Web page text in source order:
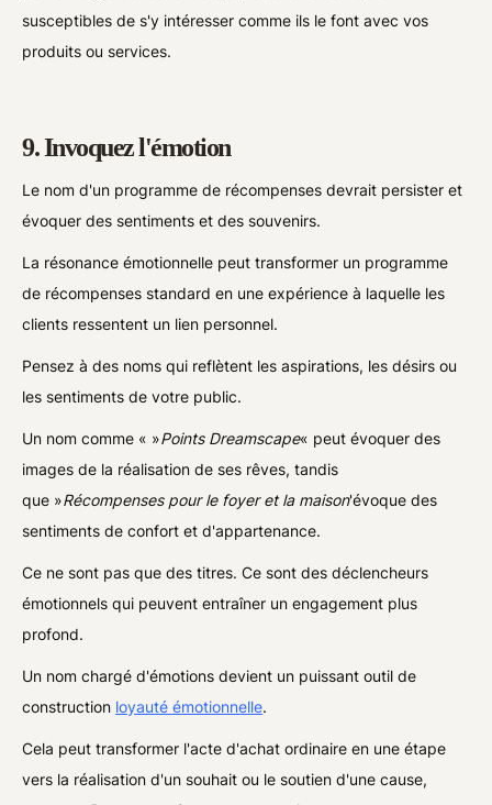
susceptibles de s'y intéresser comme ils le font avec vos
produits ou services.
9. Invoquez l'émotion
Le nom d'un programme de récompenses devrait persister et
évoquer des sentiments et des souvenirs.
La résonance émotionnelle peut transformer un programme
de récompenses standard en une expérience à laquelle les
clients ressentent un lien personnel.
Pensez à des noms qui reflètent les aspirations, les désirs ou
les sentiments de votre public.
Un nom comme « »Points Dreamscape« peut évoquer des
images de la réalisation de ses rêves, tandis
que »Récompenses pour le foyer et la maison'évoque des
sentiments de confort et d'appartenance.
Ce ne sont pas que des titres. Ce sont des déclencheurs
émotionnels qui peuvent entraîner un engagement plus
profond.
Un nom chargé d'émotions devient un puissant outil de
construction loyauté émotionnelle.
Cela peut transformer l'acte d'achat ordinaire en une étape
vers la réalisation d'un souhait ou le soutien d'une cause,